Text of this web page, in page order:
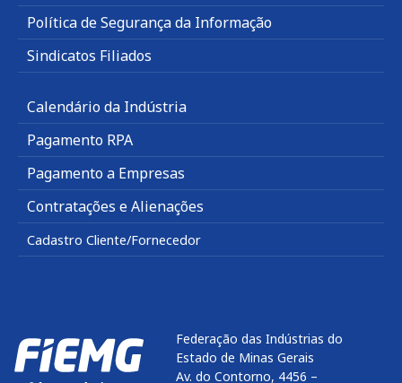
Política de Segurança da Informação
Sindicatos Filiados
Calendário da Indústria
Pagamento RPA
Pagamento a Empresas
Contratações e Alienações
Cadastro Cliente/Fornecedor
Federação das Indústrias do
Estado de Minas Gerais
Av. do Contorno, 4456 –